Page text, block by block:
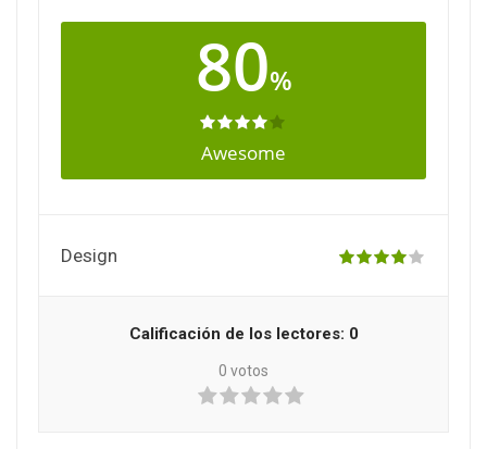
80%
Awesome
Design
Calificación de los lectores: 0
0 votos